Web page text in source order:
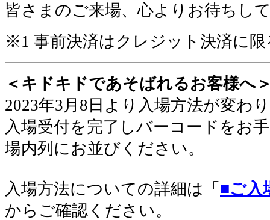
皆さまのご来場、心よりお待ちし
※1 事前決済はクレジット決済に限
＜キドキドであそばれるお客様へ
2023年3月8日より入場方法が変わ
入場受付を完了しバーコードをお
場内列にお並びください。
入場方法についての詳細は「 ■ご入
からご確認ください。